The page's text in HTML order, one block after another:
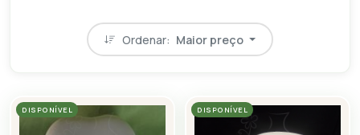
Ordenar: Maior preço
DISPONÍVEL DISPONÍVEL